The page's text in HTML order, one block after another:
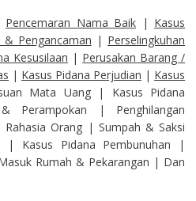
Pencemaran Nama Baik | Kasus
& Pengancaman | Perselingkuhan
Kesusilaan | Perusakan Barang /
| Kasus Pidana Perjudian | Kasus
Mata Uang | Kasus Pidana
Perampokan | Penghilangan
Orang | Sumpah & Saksi
| Kasus Pidana Pembunuhan |
Rumah & Pekarangan | Dan